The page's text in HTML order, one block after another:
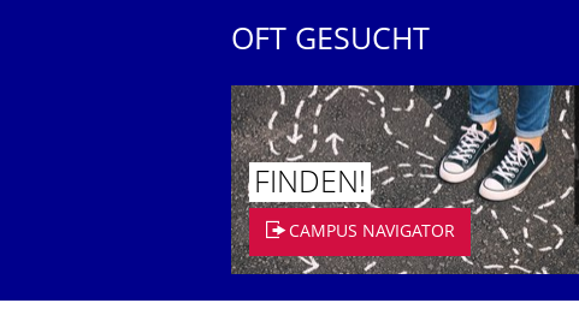
OFT GESUCHT
FINDEN!
CAMPUS NAVIGATOR